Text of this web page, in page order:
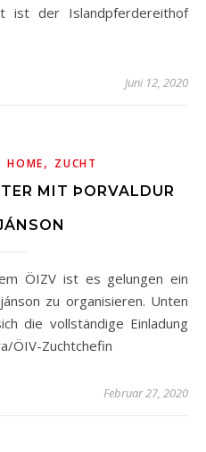
ist der Islandpferdereithof
Juni 12, 2020
HOME, ZUCHT
MIT ÞORVALDUR
zu organisieren. Unten
die vollständige Einladung
ÖIV-Zuchtchefin
Februar 27, 2020